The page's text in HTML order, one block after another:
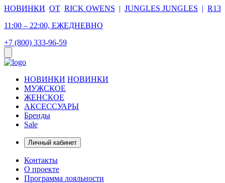
НОВИНКИ ОТ RICK OWENS | JUNGLES JUNGLES | R13
11:00 – 22:00, ЕЖЕДНЕВНО
+7 (800) 333-96-59
НОВИНКИ НОВИНКИ
МУЖСКОЕ
ЖЕНСКОЕ
АКСЕССУАРЫ
Бренды
Sale
Личный кабинет
Контакты
О проекте
Программа лояльности